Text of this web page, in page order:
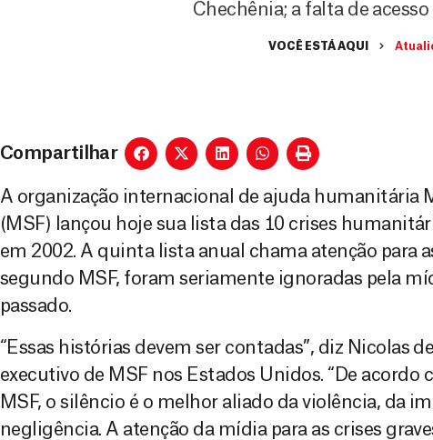
Chechênia; a falta de
VOCÊ ESTÁ AQUI
Compartilhar
A organização internacional de ajuda humanitária
(MSF) lançou hoje sua lista das 10 crises
em 2002. A quinta lista anual chama atenção para
segundo MSF, foram seriamente ignoradas pela
passado.
“Essas histórias devem ser contadas”, diz Nicolas
executivo de MSF nos Estados Unidos. “De acordo
MSF, o silêncio é o melhor aliado da violência, da
negligência. A atenção da mídia para as crises